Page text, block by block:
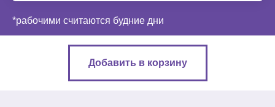
*рабочими считаются будние дни
Добавить в корзину